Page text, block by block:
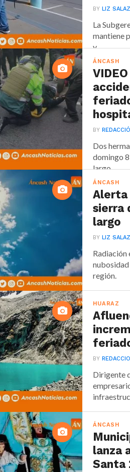
BYLIZ
La
mantiene
y...
ÁNCASH
BY
Dos
domingo
largo,...
ÁNCASH
Alerta
sierra
largo
BYLIZ
Radiación
región.
HUARAZ
BY
Dirigente
ÁNCASH
lanza
Santa